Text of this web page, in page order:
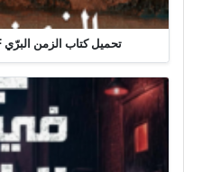
تحميل كتاب الزمن البرّي PDF حسين سليمان مجانا